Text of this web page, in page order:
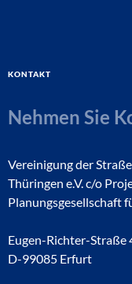
Kontakt
Nehmen Sie
Vereinigung der
Thüringen e.V. c/o
Planungsgesellschaft
Eugen-Richter-Straße
D-99085 Erfurt